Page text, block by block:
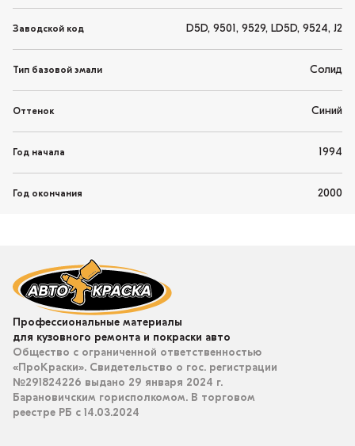
Заводской код D5D, 9501, 9529, LD5D, 9524, J2
Тип базовой эмали Солид
Оттенок Синий
Год начала 1994
Год окончания 2000
Профессиональные материалы
для кузовного ремонта и покраски авто
Общество с ограниченной ответственностью
«ПроКраски». Свидетельство о гос. регистрации
№291824226 выдано 29 января 2024 г.
Барановичским горисполкомом. В торговом
реестре РБ с 14.03.2024